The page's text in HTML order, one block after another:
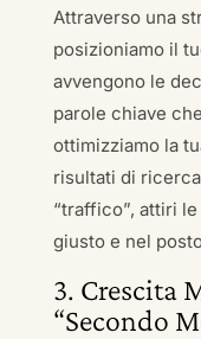
Attraverso una
posizioniamo il
avvengono le
parole chiave
ottimizziamo la
risultati di
“traffico”, attiri
giusto e nel
3. Crescita
“Secondo